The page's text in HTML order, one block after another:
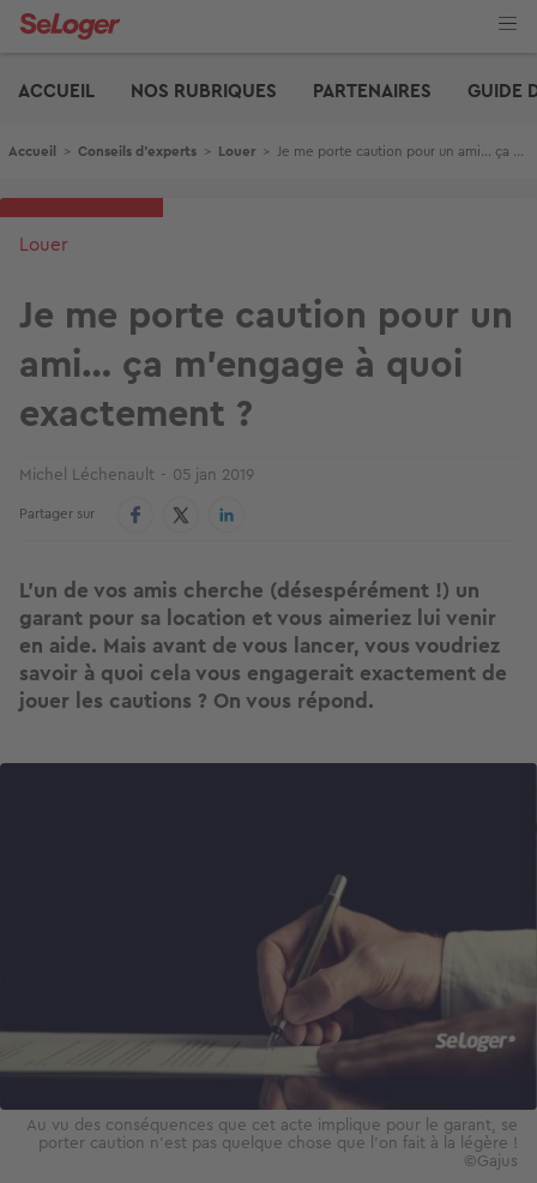
Aller
ACCUEIL
NOS RUBRIQUES PARTENAIRES GUIDE
Fil d'Ariane
Accueil > Conseils d'experts > Louer > Je me porte caution pour un ami… ça m’engage à quoi exactement ?
Louer
Je me porte caution pour un
ami… ça m’engage à quoi
exactement ?
Michel Léchenault 05 jan 2019
Partager sur
L'un de vos amis cherche (désespérément !) un
garant pour sa location et vous aimeriez lui venir
en aide. Mais avant de vous lancer, vous voudriez
savoir à quoi cela vous engagerait exactement de
jouer les cautions ? On vous répond.
Image
Au vu des conséquences que cet acte implique pour le garant, se
porter caution n’est pas quelque chose que l’on fait à la légère !
©Gajus